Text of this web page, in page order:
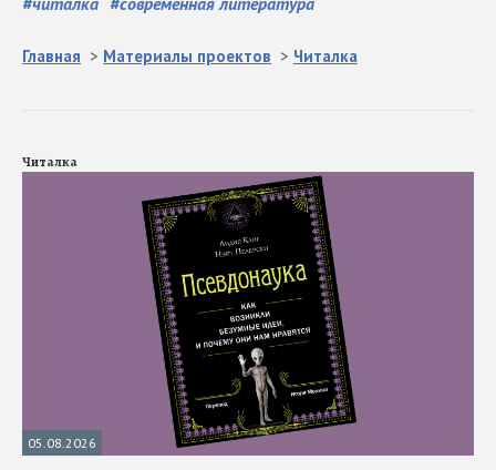
Главная > Материалы проектов > Читалка
Читалка
05.08.2026